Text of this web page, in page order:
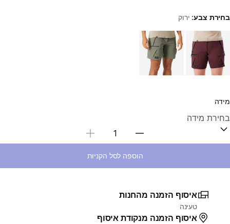
בחירת צבע: ירוק
Choose a variant
מידה
בחירת כמות
הוספה לסל הקניות
איסוף הזמנה מהחנות
טעינה
איסוף הזמנה מנקודת איסוף